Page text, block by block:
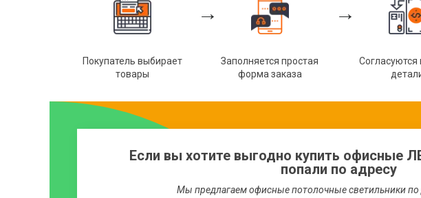
Покупатель выбирает
товары
→
Заполняется простая
форма заказа
→
Если вы хотите выгодно купить офисные
попали по адресу
Мы предлагаем офисные потолочные светильники